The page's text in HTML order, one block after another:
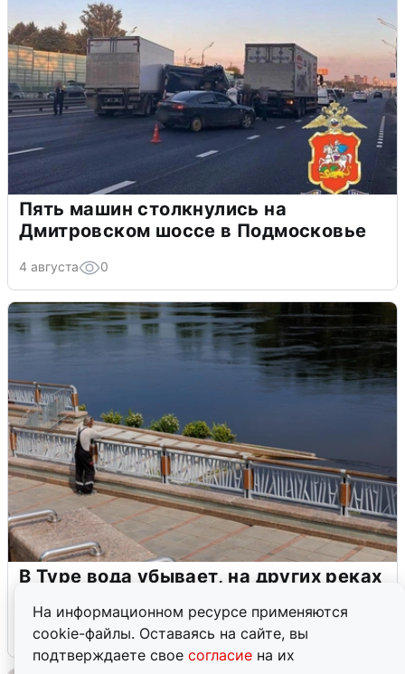
На информационном ресурсе применяются
cookie-файлы. Оставаясь на сайте, вы
подтверждаете свое согласие на их
Пять машин столкнулись на
Дмитровском шоссе в Подмосковье
4 августа 0
В Туре вода убывает, на других реках
4 августа 0